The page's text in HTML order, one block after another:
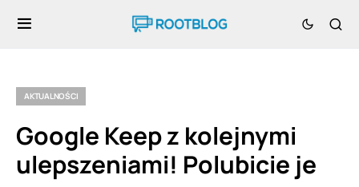
AKTUALNOŚCI
Google Keep z kolejnymi
ulepszeniami! Polubicie je